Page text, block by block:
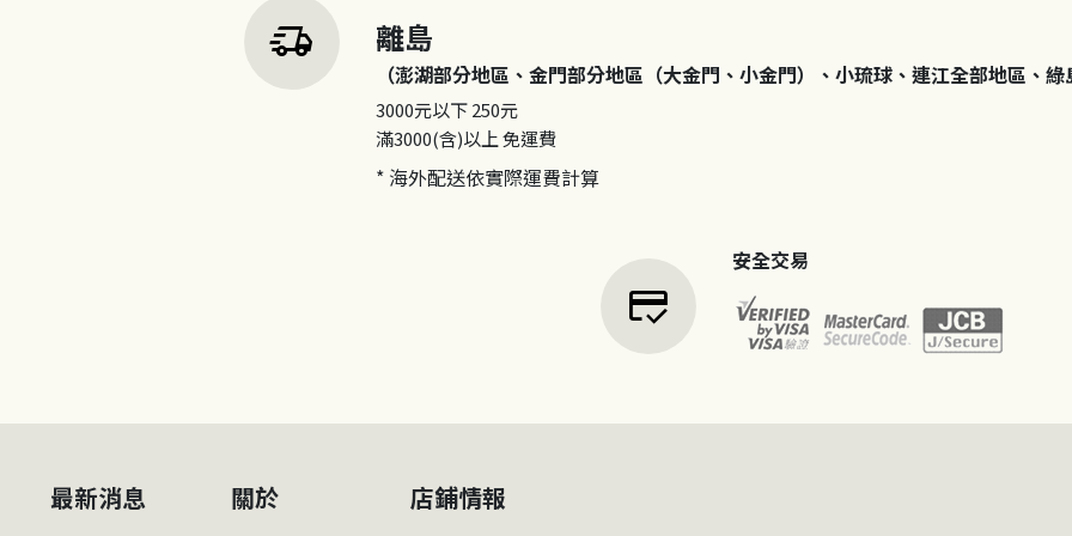
delivery_truck_speed 離島
（澎湖部分地區、金門部分地區（大金門、小金門）、小琉球、連江全部地區、綠
3000元以下250元
滿3000(含)以上免運費
* 海外配送依實際運費計算
credit_score
安全交易
最新消息 關於 店鋪情報